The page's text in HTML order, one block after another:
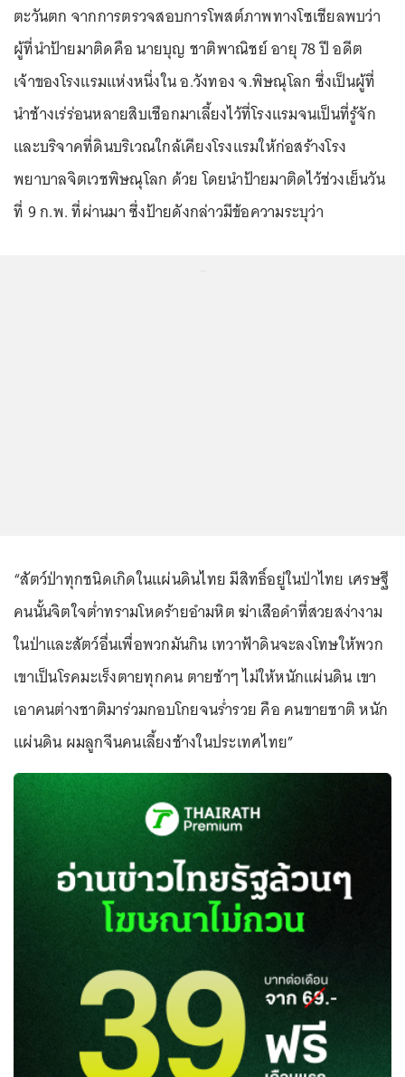
ตะวันตก จากการตรวจสอบการโพสต์ภาพทางโซเชียลพบว่า
ผู้ที่นำป้ายมาติดคือ นายบุญ ชาติพาณิชย์ อายุ 78 ปี อดีต
เจ้าของโรงแรมแห่งหนึ่งใน อ.วังทอง จ.พิษณุโลก ซึ่งเป็นผู้ที่
นำช้างเร่ร่อนหลายสิบเชือกมาเลี้ยงไว้ที่โรงแรมจนเป็นที่รู้จัก
และบริจาคที่ดินบริเวณใกล้เคียงโรงแรมให้ก่อสร้างโรง
พยาบาลจิตเวชพิษณุโลก ด้วย โดยนำป้ายมาติดไว้ช่วงเย็นวัน
ที่ 9 ก.พ. ที่ผ่านมา ซึ่งป้ายดังกล่าวมีข้อความระบุว่า
“สัตว์ป่าทุกชนิดเกิดในแผ่นดินไทย มีสิทธิ์อยู่ในป่าไทย เศรษฐี
คนนั้นจิตใจต่ำทรามโหดร้ายอำมหิต ฆ่าเสือดำที่สวยสง่างาม
ในป่าและสัตว์อื่นเพื่อพวกมันกิน เทวาฟ้าดินจะลงโทษให้พวก
เขาเป็นโรคมะเร็งตายทุกคน ตายช้าๆ ไม่ให้หนักแผ่นดิน เขา
เอาคนต่างชาติมาร่วมกอบโกยจนร่ำรวย คือ คนขายชาติ หนัก
แผ่นดิน ผมลูกจีนคนเลี้ยงช้างในประเทศไทย”